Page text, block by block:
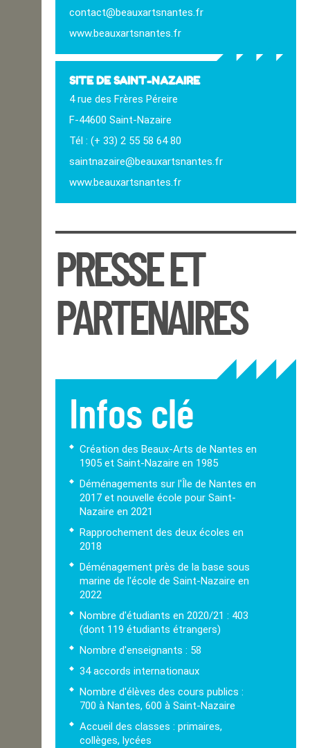
OPEN SCHOOL
CONTACTS
contact@beauxartsnantes.fr
www.beauxartsnantes.fr
SITE DE SAINT-NAZAIRE
4 rue des Frères Péreire
F-44600 Saint-Nazaire
Tél : (+ 33) 2 55 58 64 80
saintnazaire@beauxartsnantes.fr
www.beauxartsnantes.fr
PRESSE ET
PARTENAIRES
Infos clé
Création des Beaux-Arts de Nantes en
1905 et Saint-Nazaire en 1985
Déménagements sur l'Île de Nantes en
2017 et nouvelle école pour Saint-
Nazaire en 2021
Rapprochement des deux écoles en
2018
Déménagement près de la base sous
marine de l'école de Saint-Nazaire en
2022
Nombre d'étudiants en 2020/21 : 403
(dont 119 étudiants étrangers)
Nombre d'enseignants : 58
34 accords internationaux
Nombre d'élèves des cours publics :
700 à Nantes, 600 à Saint-Nazaire
Accueil des classes : primaires,
collèges, lycées